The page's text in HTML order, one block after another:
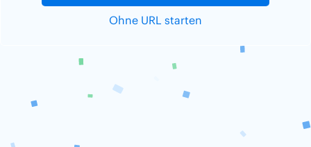
Ohne URL starten